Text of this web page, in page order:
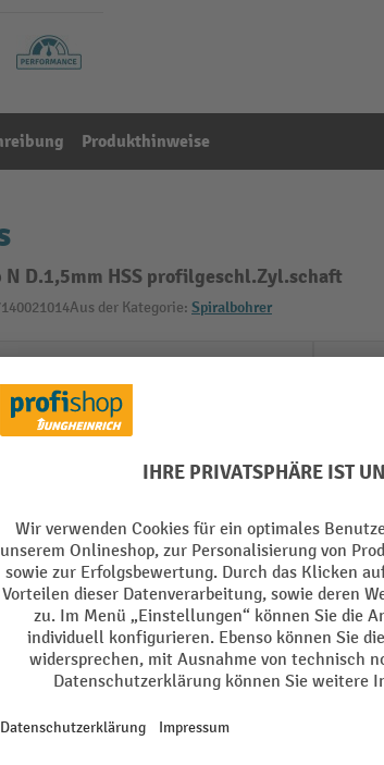
Produkthinweise
N D.1,5mm HSS profilgeschl.Zyl.schaft
Aus der Kategorie: Spiralbohrer
40 mm
RUKO
Zylinderschaft Typ